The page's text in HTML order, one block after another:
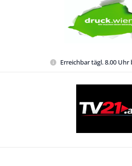
Erreichbar tägl. 8.00 Uhr